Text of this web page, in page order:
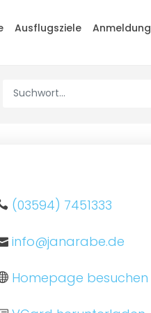
Ausflugsziele Anmeldung
(03594) 7451333
info@janarabe.de
Homepage besuchen